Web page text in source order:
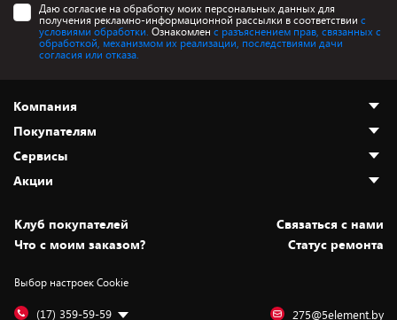
Даю согласие на обработку моих персональных данных для
получения рекламно-информационной рассылки в соответствии с
условиями обработки. Ознакомлен с разъяснением прав, связанных с
обработкой, механизмом их реализации, последствиями дачи
согласия или отказа.
Компания
О нас
Адреса магазинов
Новости
Статьи и обзоры
Вакансии
Дай пять добру!
Покупателям
Как сделать заказ
Оплата и доставка
Безналичный расчёт
Обмен и возврат товара
Обработка персональных данных
Подарочные карты
Сервисы
Установка техники
Для игровых консолей
Для мобильных устройств
Для компьютеров
Акции
Скидки и промокоды
Белорусские товары
Бонусы
Оплата частями
Клуб покупателей
Cвязаться с нами
Что с моим заказом?
Статус ремонта
Выбор настроек Cookie
(17) 359-59-59 275@5element.by